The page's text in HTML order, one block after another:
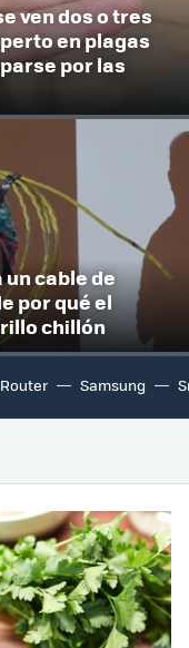
ven dos o tres
en plagas
por las
cable de
por qué el
chillón
Router Samsung